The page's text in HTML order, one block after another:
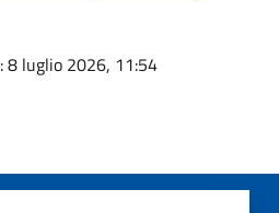
: 8 luglio 2026, 11:54